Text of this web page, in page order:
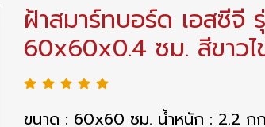
ฝ้าสมาร์ทบอร์ด เอสซีจี
60x60x0.4 ซม. สีขาว
ขนาด : 60x60 ซม. น้ำหนัก : 2.2 ก